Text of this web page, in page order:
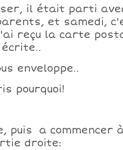
il était parti
et samedi,
reçu la carte
enveloppe..
pourquoi!
puis a commencer
droite: